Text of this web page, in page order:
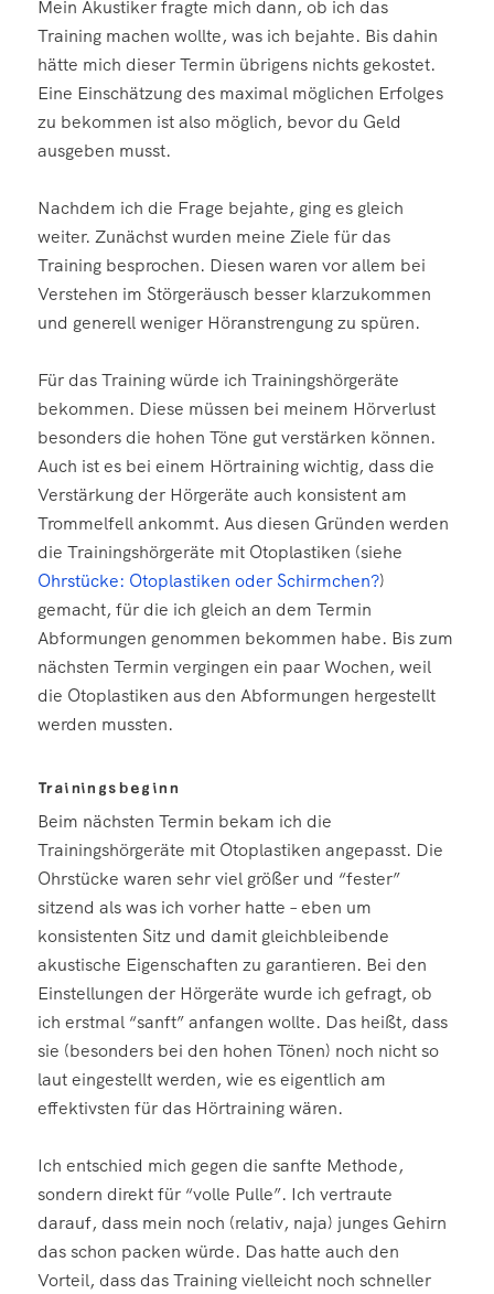
Mein Akustiker fragte mich dann, ob ich das
Training machen wollte, was ich bejahte. Bis dahin
hätte mich dieser Termin übrigens nichts gekostet.
Eine Einschätzung des maximal möglichen Erfolges
zu bekommen ist also möglich, bevor du Geld
ausgeben musst.
Nachdem ich die Frage bejahte, ging es gleich
weiter. Zunächst wurden meine Ziele für das
Training besprochen. Diesen waren vor allem bei
Verstehen im Störgeräusch besser klarzukommen
und generell weniger Höranstrengung zu spüren.
Für das Training würde ich Trainingshörgeräte
bekommen. Diese müssen bei meinem Hörverlust
besonders die hohen Töne gut verstärken können.
Auch ist es bei einem Hörtraining wichtig, dass die
Verstärkung der Hörgeräte auch konsistent am
Trommelfell ankommt. Aus diesen Gründen werden
die Trainingshörgeräte mit Otoplastiken (siehe
Ohrstücke: Otoplastiken oder Schirmchen?)
gemacht, für die ich gleich an dem Termin
Abformungen genommen bekommen habe. Bis zum
nächsten Termin vergingen ein paar Wochen, weil
die Otoplastiken aus den Abformungen hergestellt
werden mussten.
Trainingsbeginn
Beim nächsten Termin bekam ich die
Trainingshörgeräte mit Otoplastiken angepasst. Die
Ohrstücke waren sehr viel größer und “fester”
sitzend als was ich vorher hatte – eben um
konsistenten Sitz und damit gleichbleibende
akustische Eigenschaften zu garantieren. Bei den
Einstellungen der Hörgeräte wurde ich gefragt, ob
ich erstmal “sanft” anfangen wollte. Das heißt, dass
sie (besonders bei den hohen Tönen) noch nicht so
laut eingestellt werden, wie es eigentlich am
effektivsten für das Hörtraining wären.
Ich entschied mich gegen die sanfte Methode,
sondern direkt für “volle Pulle”. Ich vertraute
darauf, dass mein noch (relativ, naja) junges Gehirn
das schon packen würde. Das hatte auch den
Vorteil, dass das Training vielleicht noch schneller